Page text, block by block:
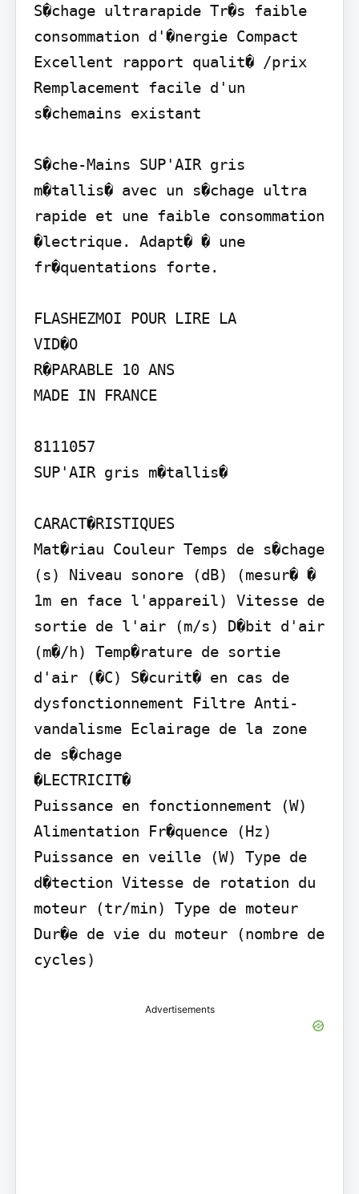
S�chage ultrarapide Tr�s faible
consommation d'�nergie Compact
Excellent rapport qualit� /prix
Remplacement facile d'un
s�chemains existant
S�che-Mains SUP'AIR gris
m�tallis� avec un s�chage ultra
rapide et une faible consommation
�lectrique. Adapt� � une
fr�quentations forte.
FLASHEZMOI POUR LIRE LA
VID�O
R�PARABLE 10 ANS
MADE IN FRANCE
8111057
SUP'AIR gris m�tallis�
CARACT�RISTIQUES
Mat�riau Couleur Temps de s�chage
(s) Niveau sonore (dB) (mesur� �
1m en face l'appareil) Vitesse de
sortie de l'air (m/s) D�bit d'air
(m�/h) Temp�rature de sortie
d'air (�C) S�curit� en cas de
dysfonctionnement Filtre Anti-
vandalisme Eclairage de la zone
de s�chage
�LECTRICIT�
Puissance en fonctionnement (W)
Alimentation Fr�quence (Hz)
Puissance en veille (W) Type de
d�tection Vitesse de rotation du
moteur (tr/min) Type de moteur
Dur�e de vie du moteur (nombre de
cycles)
Advertisements